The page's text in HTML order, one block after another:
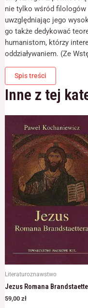
nie tylko wśród
uwzględniając jego
go także dedykować
humanistom, którzy
oddziaływaniem. (Ze
Spis treści
Inne z tej
Literaturoznawstwo
Jezus Romana
59,00 zł